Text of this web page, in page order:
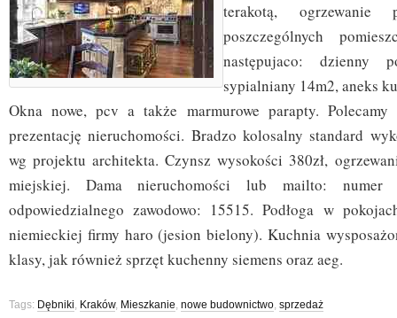
terakotą, ogrzewanie
poszczególnych
następujaco: dzienny
sypialniany 14m2, aneks
Okna nowe, pcv a także marmurowe parapty. Polecamy
prezentację nieruchomości. Bradzo kolosalny standard
wg projektu architekta. Czynsz wysokości 380zł,
miejskiej. Dama nieruchomości lub mailto: numer
odpowiedzialnego zawodowo: 15515. Podłoga w
niemieckiej firmy haro (jesion bielony). Kuchnia
klasy, jak również sprzęt kuchenny siemens oraz aeg.
Tags: Dębniki, Kraków, Mieszkanie, nowe budownictwo, sprzedaż